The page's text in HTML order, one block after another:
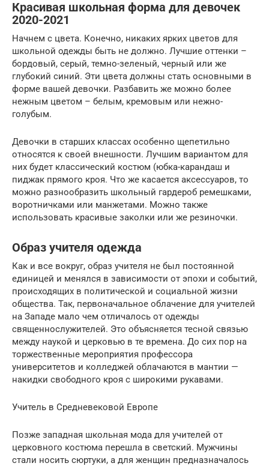
Красивая школьная форма для девочек
2020-2021
Начнем с цвета. Конечно, никаких ярких цветов для
школьной одежды быть не должно. Лучшие оттенки –
бордовый, серый, темно-зеленый, черный или же
глубокий синий. Эти цвета должны стать основными в
форме вашей девочки. Разбавить же можно более
нежным цветом – белым, кремовым или нежно-
голубым.
Девочки в старших классах особенно щепетильно
относятся к своей внешности. Лучшим вариантом для
них будет классический костюм (юбка-карандаш и
пиджак прямого кроя. Что же касается аксессуаров, то
можно разнообразить школьный гардероб ремешками,
воротничками или манжетами. Можно также
использовать красивые заколки или же резиночки.
Образ учителя одежда
Как и все вокруг, образ учителя не был постоянной
единицей и менялся в зависимости от эпохи и событий,
происходящих в политической и социальной жизни
общества. Так, первоначальное облачение для учителей
на Западе мало чем отличалось от одежды
священнослужителей. Это объясняется тесной связью
между наукой и церковью в те времена. До сих пор на
торжественные мероприятия профессора
университетов и колледжей облачаются в мантии —
накидки свободного кроя с широкими рукавами.
Учитель в Средневековой Европе
Позже западная школьная мода для учителей от
церковного костюма перешла в светский. Мужчины
стали носить сюртуки, а для женщин предназначалось